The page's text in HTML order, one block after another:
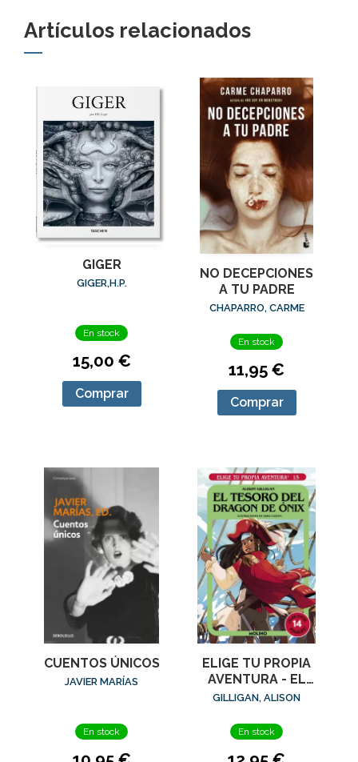
Artículos relacionados
GIGER
GIGER,H.P.
En stock
15,00 €
Comprar
NO DECEPCIONES
A TU PADRE
CHAPARRO, CARME
En stock
11,95 €
Comprar
CUENTOS ÚNICOS
JAVIER MARÍAS
En stock
ELIGE TU PROPIA
AVENTURA - EL
TESORO DEL
GILLIGAN, ALISON
En stock